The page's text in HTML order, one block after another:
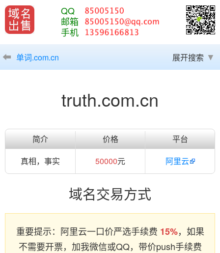
QQ
邮箱
手机
单词.com.cn 展开搜索
truth.com.cn
简介 价格
平台
真相，事实
50000元 阿里云
域名交易方式
重要提示：阿里云一口价严选手续费 15%，如果
不需要开票，加我微信或QQ，带价push手续费